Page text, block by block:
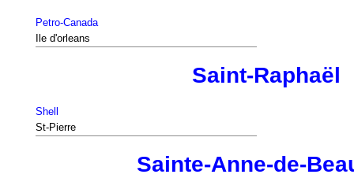
Petro-Canada
Ile d'orleans
Saint-Raphaël
Shell
St-Pierre
Sainte-Anne-de-